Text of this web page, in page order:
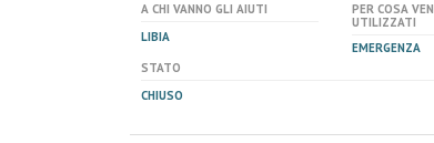
A CHI VANNO GLI AIUTI
LIBIA
PER COSA
UTILIZZATI
EMERGENZA
STATO
CHIUSO